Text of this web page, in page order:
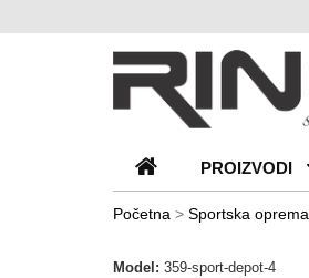
O
nama
Katalozi
Kontakt
Blog
Česta
PROIZVODI
Početna > Sportska oprema
Model: 359-sport-depot-4